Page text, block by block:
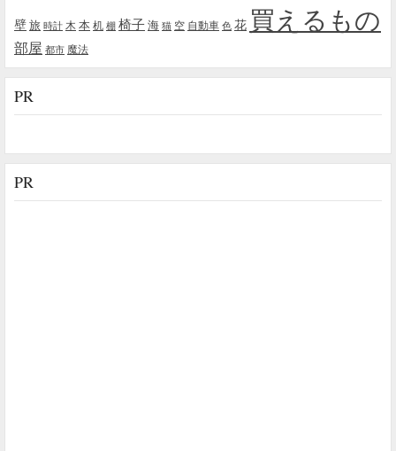
壁旅 時計 木 本机 棚 椅子海 猫 空 自動車 色 花 買えるもの
部屋 都市 魔法
PR
PR